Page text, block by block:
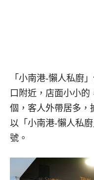
「小南港-懶人私廚
口附近，店面小小的
個，客人外帶居多，
以「小南港-懶人私
號。